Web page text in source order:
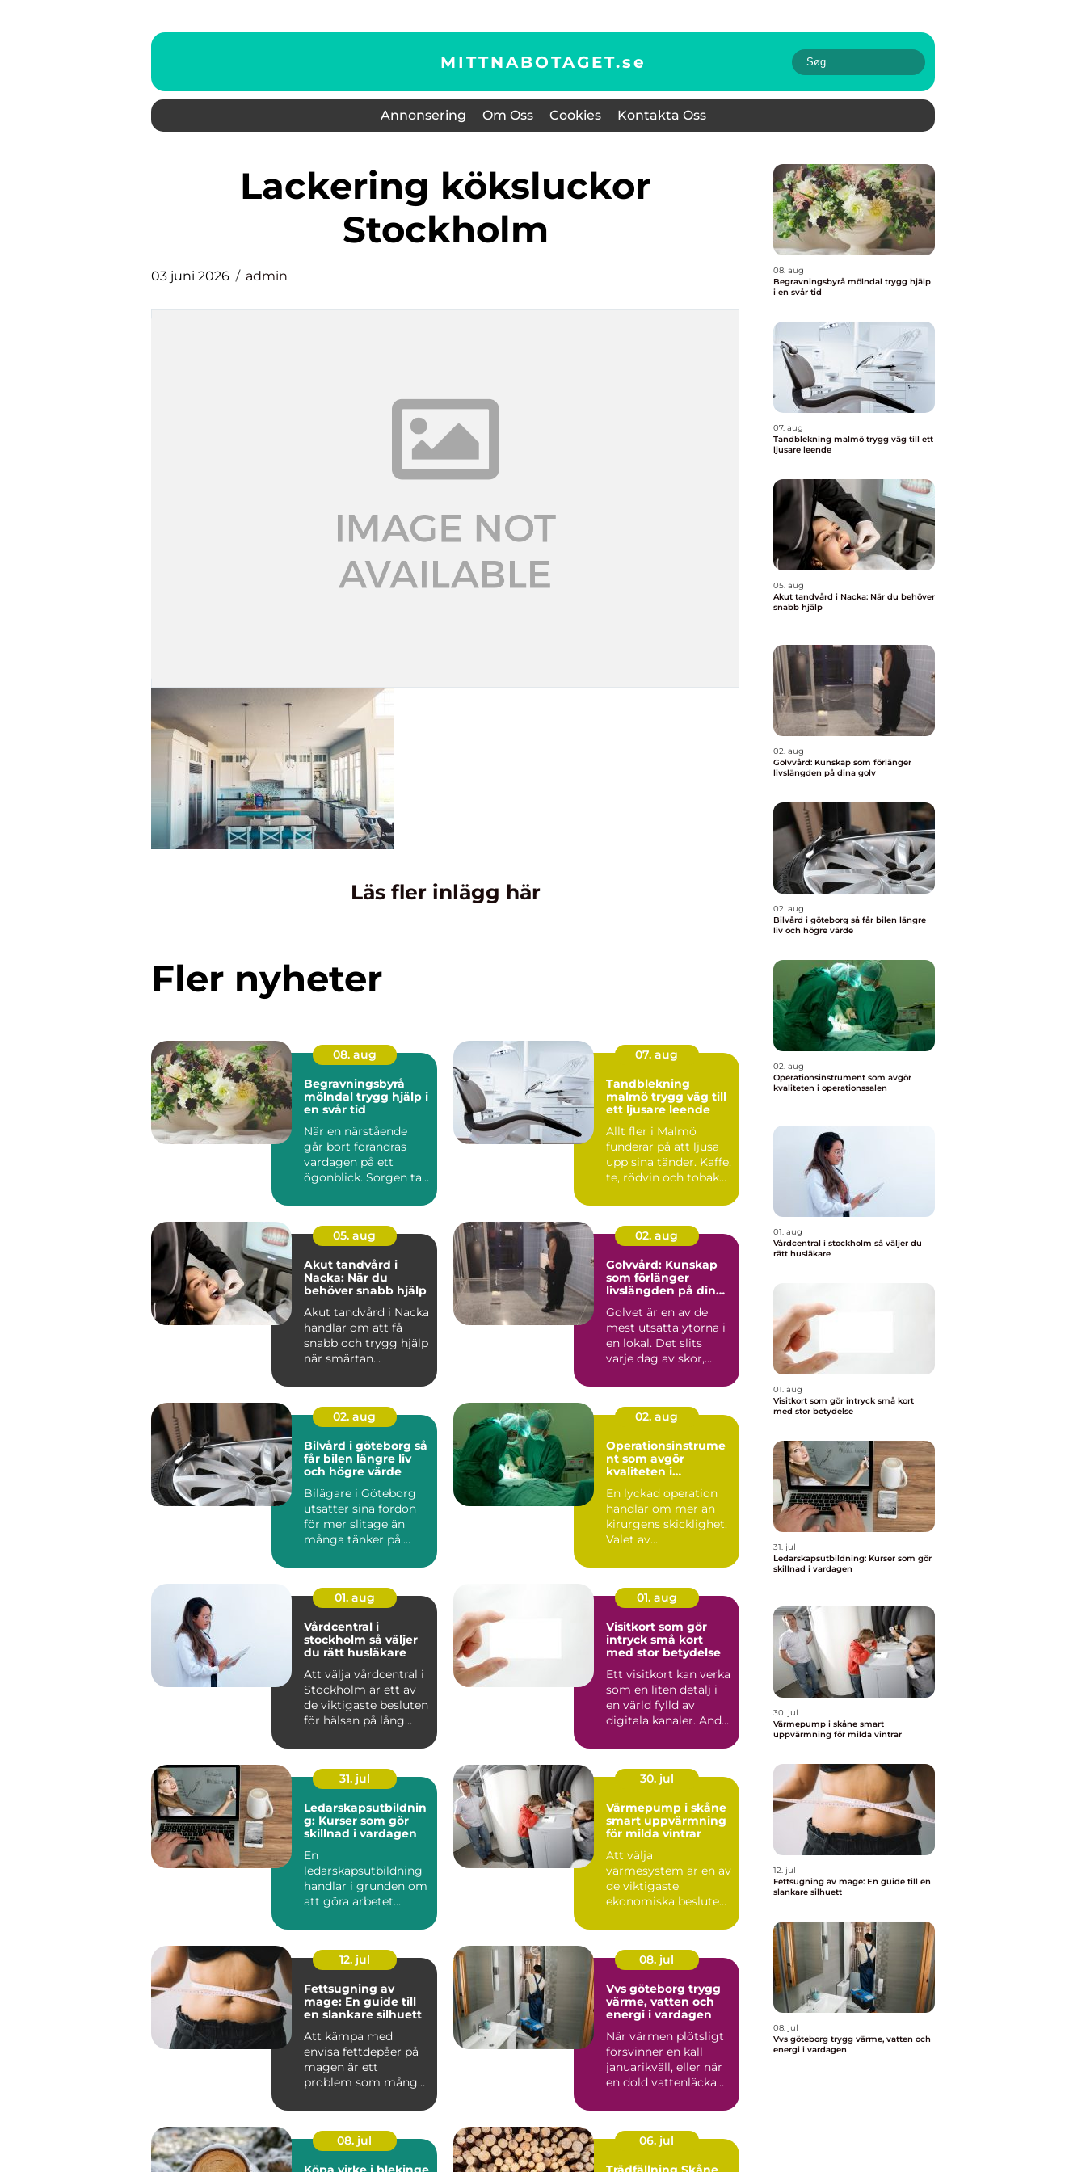
MITTNABOTAGET.se
Annonsering Om Oss Cookies Kontakta Oss
Lackering köksluckor
Stockholm
03 juni 2026 admin
Läs fler inlägg här
Fler nyheter
08. aug
Begravningsbyrå
mölndal trygg hjälp i
en svår tid
När en närstående
går bort förändras
vardagen på ett
ögonblick. Sorgen tar
mång...
07. aug
Tandblekning
malmö trygg väg till
ett ljusare leende
Allt fler i Malmö
funderar på att ljusa
upp sina tänder. Kaffe,
te, rödvin och tobak
05. aug
Akut tandvård i
Nacka: När du
behöver snabb hjälp
Akut tandvård i Nacka
handlar om att få
snabb och trygg hjälp
när smärtan...
02. aug
Golvvård: Kunskap
som förlänger
livslängden på dina
Golvet är en av de
mest utsatta ytorna i
en lokal. Det slits
varje dag av skor,
02. aug
Bilvård i göteborg så
får bilen längre liv
och högre värde
Bilägare i Göteborg
utsätter sina fordon
för mer slitage än
många tänker på.
fu...
02. aug
Operationsinstrume
nt som avgör
kvaliteten i
En lyckad operation
handlar om mer än
kirurgens skicklighet.
Valet av
påverkar ...
01. aug
Vårdcentral i
stockholm så väljer
du rätt husläkare
Att välja vårdcentral i
Stockholm är ett av
de viktigaste besluten
för hälsan på lång
01. aug
Visitkort som gör
intryck små kort
med stor betydelse
Ett visitkort kan verka
som en liten detalj i
en värld fylld av
digitala kanaler. Ändå
31. jul
Ledarskapsutbildnin
g: Kurser som gör
skillnad i vardagen
En
ledarskapsutbildning
handlar i grunden om
att göra arbetet
sjä...
30. jul
Värmepump i skåne
smart uppvärmning
för milda vintrar
Att välja
värmesystem är en av
de viktigaste
ekonomiska besluten
och fastighetsä...
12. jul
Fettsugning av
mage: En guide till
en slankare silhuett
Att kämpa med
envisa fettdepåer på
magen är ett
problem som många
08. jul
Vvs göteborg trygg
värme, vatten och
energi i vardagen
När värmen plötsligt
försvinner en kall
januarikväll, eller när
en dold vattenläcka
08. jul
06. jul
08. aug
Begravningsbyrå mölndal trygg hjälp
i en svår tid
07. aug
Tandblekning malmö trygg väg till ett
ljusare leende
05. aug
Akut tandvård i Nacka: När du behöver
snabb hjälp
02. aug
Golvvård: Kunskap som förlänger
livslängden på dina golv
02. aug
Bilvård i göteborg så får bilen längre
liv och högre värde
02. aug
Operationsinstrument som avgör
kvaliteten i operationssalen
01. aug
Vårdcentral i stockholm så väljer du
rätt husläkare
01. aug
Visitkort som gör intryck små kort
med stor betydelse
31. jul
Ledarskapsutbildning: Kurser som gör
skillnad i vardagen
30. jul
Värmepump i skåne smart
uppvärmning för milda vintrar
12. jul
Fettsugning av mage: En guide till en
slankare silhuett
08. jul
Vvs göteborg trygg värme, vatten och
energi i vardagen